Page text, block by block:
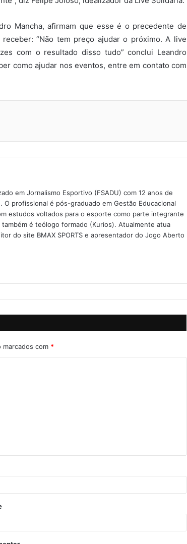
Mancha, afirmam que esse é o precedente de
“Não tem preço ajudar o próximo. A live
com o resultado disso tudo” conclui Leandro
como ajudar nos eventos, entre em contato com
em Jornalismo Esportivo (FSADU) com 12 anos de
profissional é pós-graduado em Gestão Educacional
estudos voltados para o esporte como parte integrante
é teólogo formado (Kurios). Atualmente atua
do site BMAX SPORTS e apresentador do Jogo Aberto
marcados com *